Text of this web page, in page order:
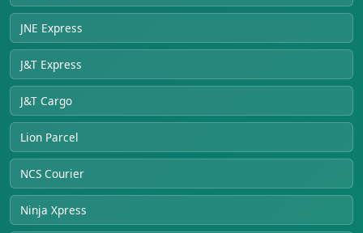
JNE Express
J&T Express
J&T Cargo
Lion Parcel
NCS Courier
Ninja Xpress